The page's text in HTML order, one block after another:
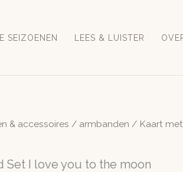
SEIZOENEN LEES & LUISTER
& accessoires / armbanden / Kaart
Set I love you to the moon